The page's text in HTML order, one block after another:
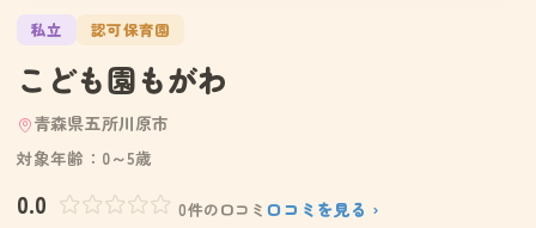
私立 認可保育園
こども園もがわ
青森県五所川原市
対象年齢：0～5歳
0.0 0件の口コミ 口コミを見る ›